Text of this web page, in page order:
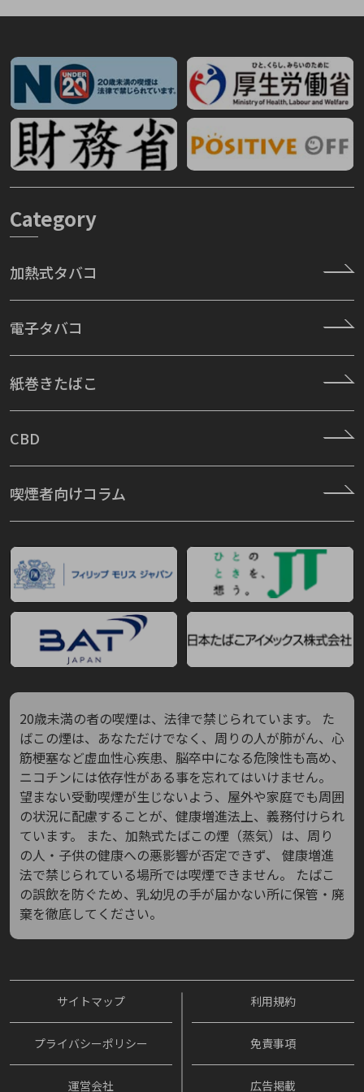
Category
加熱式タバコ
電子タバコ
紙巻きたばこ
CBD
喫煙者向けコラム
20歳未満の者の喫煙は、法律で禁じられています。
た
ばこの煙は、あなただけでなく、周りの人が肺がん、心
筋梗塞など虚血性心疾患、脳卒中になる危険性も高め、
ニコチンには依存性がある事を忘れてはいけません。
望まない受動喫煙が生じないよう、屋外や家庭でも周囲
の状況に配慮することが、健康増進法上、義務付けられ
ています。
また、加熱式たばこの煙（蒸気）は、周り
の人・子供の健康への悪影響が否定できず、
健康増進
法で禁じられている場所では喫煙できません。
たばこ
の誤飲を防ぐため、乳幼児の手が届かない所に保管・廃
棄を徹底してください。
サイトマップ 利用規約
プライバシーポリシー 免責事項
運営会社 広告掲載